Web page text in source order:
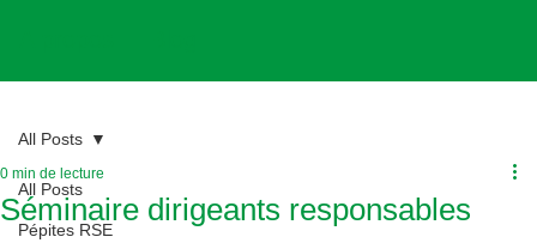
All Posts
Pépites RSE
All Posts
Séminaire dirigeants responsables
0 min de lecture